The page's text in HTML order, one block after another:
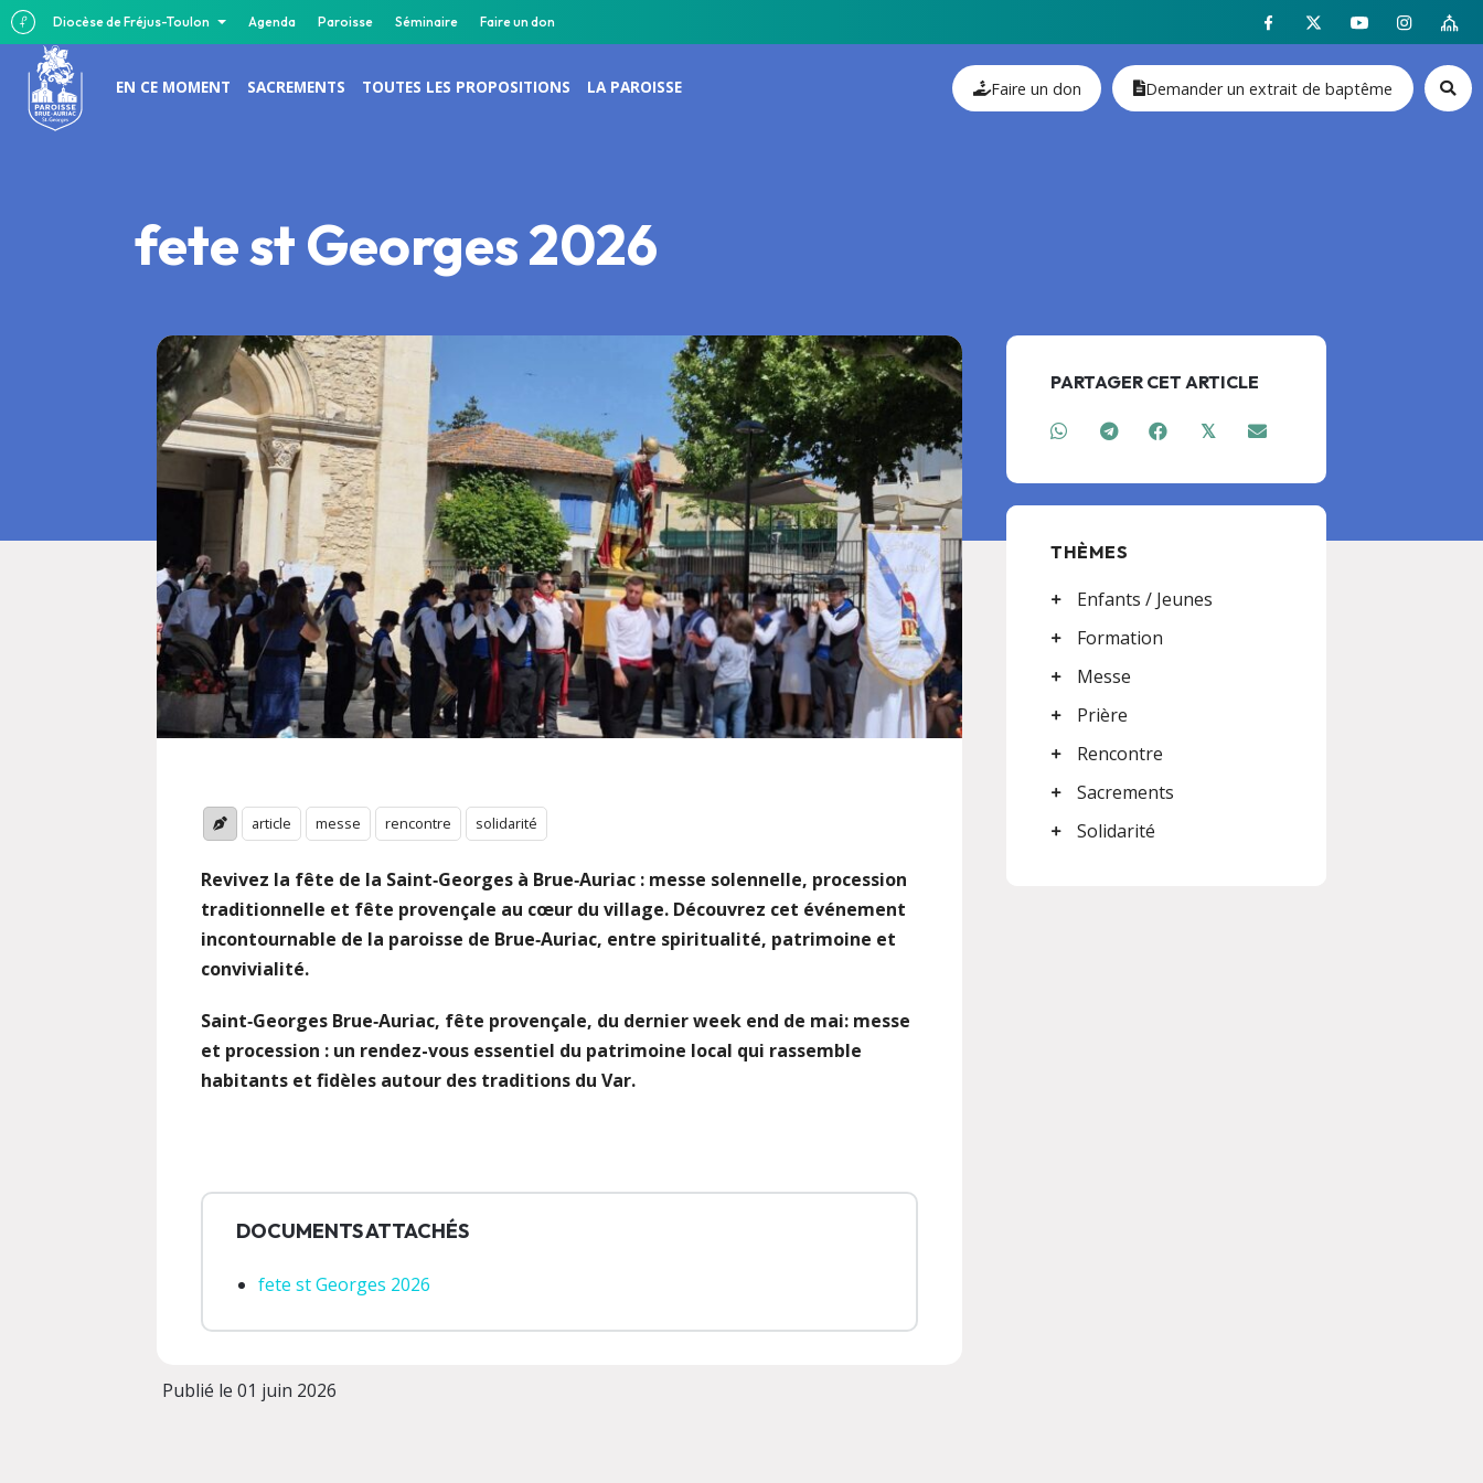
Diocèse de Fréjus-Toulon Agenda Paroisse Séminaire Faire un don
EN CE MOMENT SACREMENTS TOUTES LES PROPOSITIONS LA PAROISSE Faire un don Demander un extrait de baptême
fete st Georges 2026
article messe rencontre solidarité
Revivez la fête de la Saint‑Georges à Brue‑Auriac : messe solennelle, procession
traditionnelle et fête provençale au cœur du village. Découvrez cet événement
incontournable de la paroisse de Brue‑Auriac, entre spiritualité, patrimoine et
convivialité.
Saint‑Georges Brue‑Auriac, fête provençale, du dernier week end de mai: messe
et procession : un rendez-vous essentiel du patrimoine local qui rassemble
habitants et fidèles autour des traditions du Var.
DOCUMENTS ATTACHÉS
fete st Georges 2026
PARTAGER CET ARTICLE
𝕏
THÈMES
Enfants / Jeunes
Formation
Messe
Prière
Rencontre
Sacrements
Solidarité
Publié le 01 juin 2026